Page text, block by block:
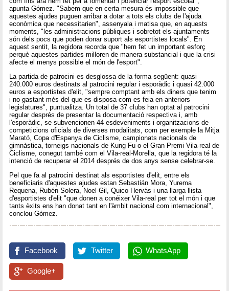
apunta Gómez. "Sabem que en certa mesura és impossible que
aquestes ajudes puguen arribar a dotar a tots els clubs de l'ajuda
econòmica que necessitarien", assenyala i matisa que, en aquests
moments, "les administracions públiques i sobretot els ajuntaments
són dels pocs que poden donar suport als esportistes locals". En
aquest sentit, la regidora recorda que "hem fet un important esforç
perquè aquestes partides milloren de manera substancial i que la crisi
afecte el menys possible el món de l'esport".
La partida de patrocini es desglossa de la forma següent: quasi
240.000 euros destinats al patrocini regular i esporàdic i quasi 42.000
euros a esportistes d'elit, "sempre comptant amb els diners que tenim
i no gastant més del que es disposa com es feia en anteriors
legislatures", puntualitza. Un total de 37 clubs han optat al patrocini
regular després de presentar la documentació respectiva i, amb
l'esporàdic, se subvencionen 44 esdeveniments i organitzacions de
competicions oficials de diverses modalitats, com per exemple la Mitja
Marató, Copa d'Espanya de Ciclisme, campionats nacionals de
gimnàstica, torneigs nacionals de Kung Fu o el Gran Premi Vila-real de
Ciclisme, conegut també com el Vila-real-Morella, que la regidora té la
intenció de recuperar el 2014 després de dos anys sense celebrar-se.
Pel que fa al patrocini destinat als esportistes d'elit, entre els
beneficiaris d'aquestes ajudes estan Sebastián Mora, Yurema
Requena, Rubén Solera, Noel Gil, Quico Hervás i una llarga llista
d'esportistes d'elit "que donen a conéixer Vila-real per tot el món i que
tants èxits ens han donat tant en l'àmbit nacional com internacional",
conclou Gómez.
Facebook Twitter WhatsApp
Google+